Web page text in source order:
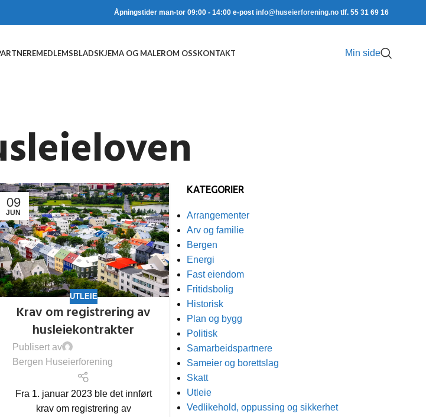
Åpningstider man-tor 09:00 - 14:00 e-post info@huseierforening.notlf. 55 31 69 16
MEDLEMSBLADSKJEMA OG MALEROM OSSKONTAKT Min side
09
JUN
UTLEIE
Krav om registrering av
husleiekontrakter
Publisert av
Bergen Huseierforening
Fra 1. januar 2023 ble det innført
krav om registrering av
KATEGORIER
Arrangementer
Arv og familie
Bergen
Energi
Fast eiendom
Fritidsbolig
Historisk
Plan og bygg
Politisk
Samarbeidspartnere
Sameier og borettslag
Skatt
Utleie
Vedlikehold, oppussing og sikkerhet